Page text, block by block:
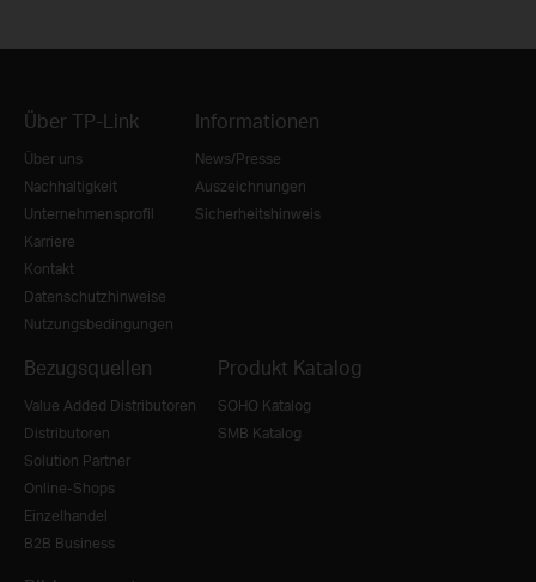
Über TP-Link
Über uns
Nachhaltigkeit
Unternehmensprofil
Karriere
Kontakt
Datenschutzhinweise
Nutzungsbedingungen
Informationen
News/Presse
Auszeichnungen
Sicherheitshinweis
Bezugsquellen
Value Added Distributoren
Distributoren
Solution Partner
Online-Shops
Einzelhandel
B2B Business
Produkt Katalog
SOHO Katalog
SMB Katalog